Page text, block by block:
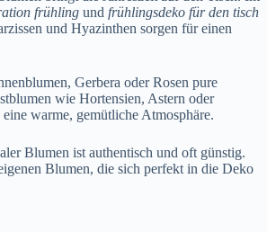
frühling und frühlingsdeko für den tisch
und Hyazinthen sorgen für einen
Gerbera oder Rosen pure
wie Hortensien, Astern oder
warme, gemütliche Atmosphäre.
Blumen ist authentisch und oft günstig.
Blumen, die sich perfekt in die Deko